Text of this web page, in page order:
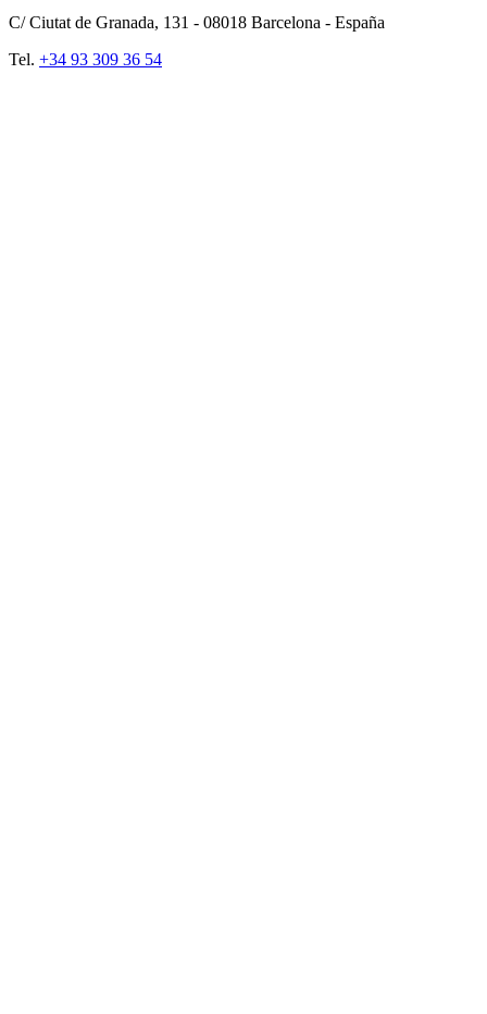
C/ Ciutat de Granada, 131 - 08018 Barcelona - España
Tel. +34 93 309 36 54